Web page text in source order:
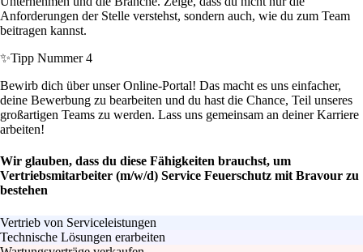
Anforderungen der Stelle verstehst, sondern auch, wie du zum Team
beitragen kannst.
✨Tipp Nummer 4
Bewirb dich über unser Online-Portal! Das macht es uns einfacher,
deine Bewerbung zu bearbeiten und du hast die Chance, Teil unseres
großartigen Teams zu werden. Lass uns gemeinsam an deiner Karriere
arbeiten!
Wir glauben, dass du diese Fähigkeiten brauchst, um
Vertriebsmitarbeiter (m/w/d) Service Feuerschutz mit Bravour zu
bestehen
Vertrieb von Serviceleistungen
Technische Lösungen erarbeiten